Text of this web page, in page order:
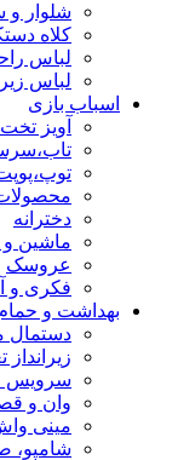
شلوار
کلاه
لباس
لباس زیر
اسباب بازی
آویز
دخترانه
ماشین و
عروسک
فکری و
بهداشت و
سرویس
وان و
مینی
شامپو،